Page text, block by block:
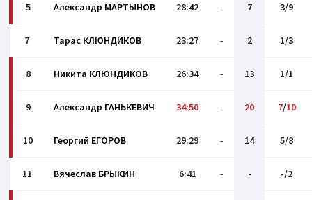
5 Александр МАРТЫНОВ 28:42 - 7 3/9
7 Тарас КЛЮНДИКОВ 23:27 - 2 1/3
8 Никита КЛЮНДИКОВ 26:34 - 13 1/1
9 Александр ГАНЬКЕВИЧ 34:50 - 20 7/10
10 Георгий ЕГОРОВ 29:29 - 14 5/8
11 Вячеслав БРЫКИН 6:41 - - -/2